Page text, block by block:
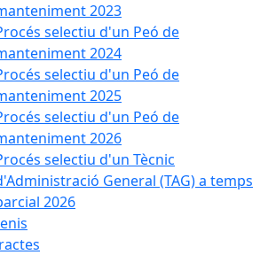
2023
selectiu d'un Peó de
2024
selectiu d'un Peó de
2025
selectiu d'un Peó de
2026
selectiu d'un Tècnic
General (TAG) a temps
2026